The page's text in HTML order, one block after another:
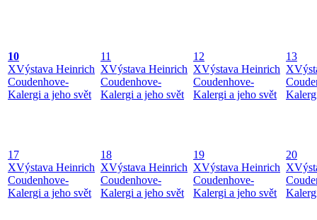
10
XVýstava Heinrich
Coudenhove-
Kalergi a jeho svět
11
XVýstava Heinrich
Coudenhove-
Kalergi a jeho svět
12
XVýstava Heinrich
Coudenhove-
Kalergi a jeho svět
13
X
17
XVýstava Heinrich
Coudenhove-
Kalergi a jeho svět
18
XVýstava Heinrich
Coudenhove-
Kalergi a jeho svět
19
XVýstava Heinrich
Coudenhove-
Kalergi a jeho svět
20
X